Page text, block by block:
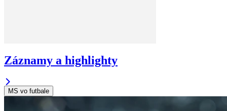
Záznamy a highlighty
MS vo futbale